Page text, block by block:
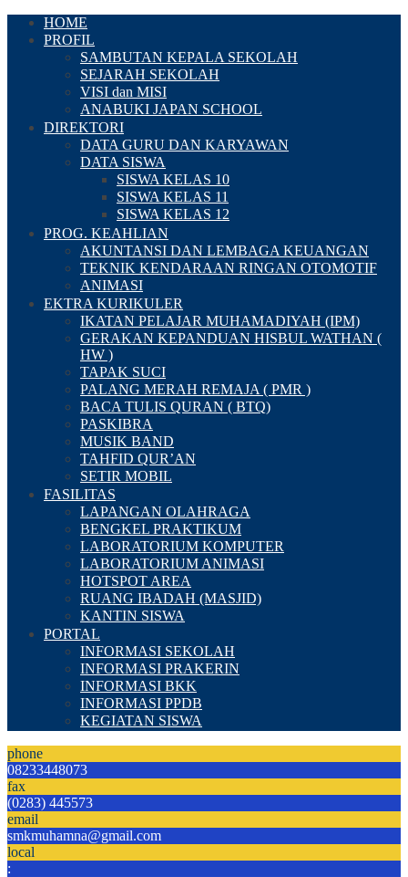
HOME
PROFIL
SAMBUTAN KEPALA SEKOLAH
SEJARAH SEKOLAH
VISI dan MISI
ANABUKI JAPAN SCHOOL
DIREKTORI
DATA GURU DAN KARYAWAN
DATA SISWA
SISWA KELAS 10
SISWA KELAS 11
SISWA KELAS 12
PROG. KEAHLIAN
AKUNTANSI DAN LEMBAGA KEUANGAN
TEKNIK KENDARAAN RINGAN OTOMOTIF
ANIMASI
EKTRA KURIKULER
IKATAN PELAJAR MUHAMADIYAH (IPM)
GERAKAN KEPANDUAN HISBUL WATHAN (
HW )
TAPAK SUCI
PALANG MERAH REMAJA ( PMR )
BACA TULIS QURAN ( BTQ)
PASKIBRA
MUSIK BAND
TAHFID QUR’AN
SETIR MOBIL
FASILITAS
LAPANGAN OLAHRAGA
BENGKEL PRAKTIKUM
LABORATORIUM KOMPUTER
LABORATORIUM ANIMASI
HOTSPOT AREA
RUANG IBADAH (MASJID)
KANTIN SISWA
PORTAL
INFORMASI SEKOLAH
INFORMASI PRAKERIN
INFORMASI BKK
INFORMASI PPDB
KEGIATAN SISWA
phone
08233448073
fax
(0283) 445573
email
smkmuhamna@gmail.com
local
: